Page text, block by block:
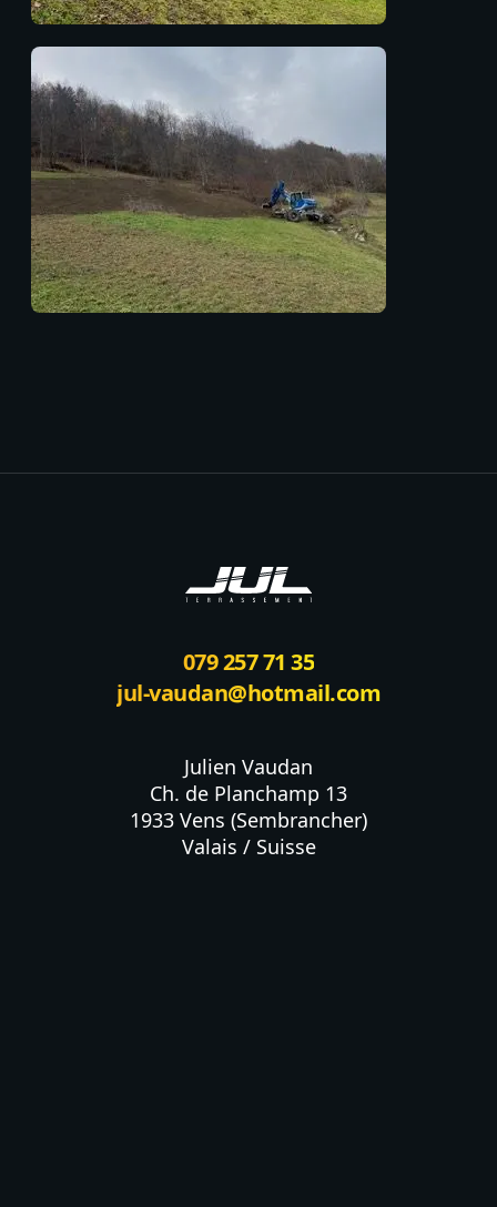
079 257 71 35
jul-vaudan@hotmail.com
Julien Vaudan
Ch. de Planchamp 13
1933 Vens (Sembrancher)
Valais / Suisse